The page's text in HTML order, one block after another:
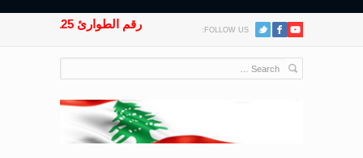
FOLLOW US: رقم الطوارئ 125